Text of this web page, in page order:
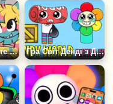
Гра Телефонуйте у Світ Денді Гра Світ Денді з Другом